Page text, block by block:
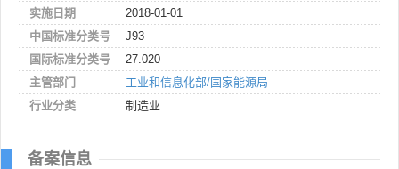
实施日期
2018-01-01
中国标准分类号
J93
国际标准分类号
27.020
主管部门
工业和信息化部/国家能源局
行业分类
制造业
备案信息